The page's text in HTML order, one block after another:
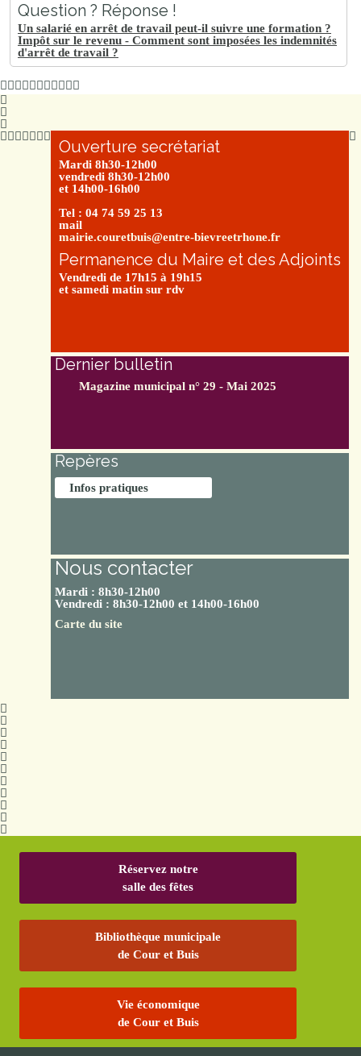
Question ? Réponse !
Un salarié en arrêt de travail peut-il suivre une formation ?
Impôt sur le revenu - Comment sont imposées les indemnités
d'arrêt de travail ?
Ouverture secrétariat
Mardi 8h30-12h00
vendredi 8h30-12h00
et 14h00-16h00
Tel : 04 74 59 25 13
mail
mairie.couretbuis@entre-bievreetrhone.fr
Permanence du Maire et des Adjoints
Vendredi de 17h15 à 19h15
et samedi matin sur rdv
Dernier bulletin
Magazine municipal n° 29 - Mai 2025
Repères
Infos pratiques
Nous contacter
Mardi : 8h30-12h00
Vendredi : 8h30-12h00 et 14h00-16h00
Carte du site
Réservez notre
salle des fêtes
Bibliothèque municipale
de Cour et Buis
Vie économique
de Cour et Buis